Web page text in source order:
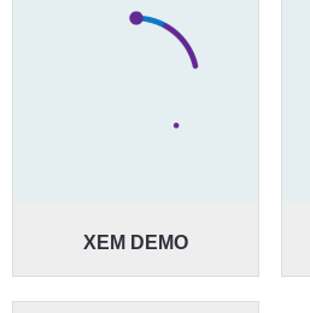
XEM DEMO